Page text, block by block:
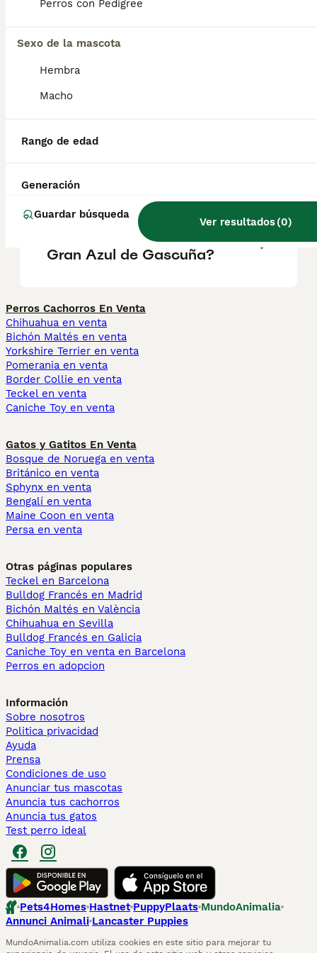
Perros con Pedigree
Sexo de la mascota
Hembra
Macho
Rango de edad
Generación
Guardar búsqueda
Ver resultados(0)
las hembras, 60.
¿Qué causa la piel azulada
azul de gascuña?
¿Cómo es el carácter del
Gran Azul de Gascuña?
Perros Cachorros En Venta
Chihuahua en venta
Bichón Maltés en venta
Yorkshire Terrier en venta
Pomerania en venta
Border Collie en venta
Teckel en venta
Caniche Toy en venta
Gatos y Gatitos En Venta
Bosque de Noruega en venta
Británico en venta
Sphynx en venta
Bengalí en venta
Maine Coon en venta
Persa en venta
Otras páginas populares
Teckel en Barcelona
Bulldog Francés en Madrid
Bichón Maltés en València
Chihuahua en Sevilla
Bulldog Francés en Galicia
Caniche Toy en venta en Barcelona
Perros en adopcion
Información
Sobre nosotros
Politica privacidad
Ayuda
Prensa
Condiciones de uso
Anunciar tus mascotas
Anuncia tus cachorros
Anuncia tus gatos
Test perro ideal
Pets4Homes Hastnet PuppyPlaats MundoAnimalia
Annunci Animali Lancaster Puppies
MundoAnimalia.com utiliza cookies en este sitio para mejorar tu